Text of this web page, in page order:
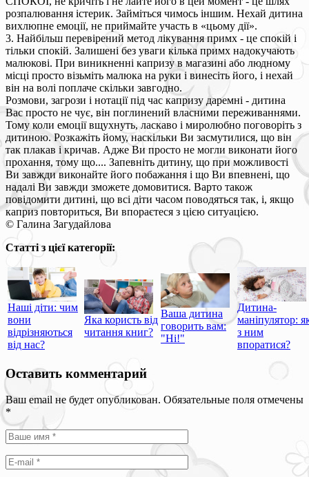
розпалювання істерик. Займіться чимось іншим. Нехай дитина
вихлюпне емоції, не приймайте участь в «цьому дії».
3. Найбільш перевірений метод лікування примх - це спокій і
тільки спокій. Залишені без уваги кілька примх надокучають
малюкові. При виникненні капризу в магазині або людному
місці просто візьміть малюка на руки і винесіть його, і нехай
він на волі поплаче скільки завгодно.
Розмови, загрози і нотації під час капризу даремні - дитина
Вас просто не чує, він поглинений власними переживаннями.
Тому коли емоції вщухнуть, ласкаво і миролюбно поговоріть з
дитиною. Розкажіть йому, наскільки Ви засмутилися, що він
так плакав і кричав. Адже Ви просто не могли виконати його
прохання, тому що.... Запевніть дитину, що при можливості
Ви завжди виконайте його побажання і що Ви впевнені, що
надалі Ви завжди зможете домовитися. Варто також
повідомити дитині, що всі діти часом поводяться так, і, якщо
каприз повториться, Ви впораєтеся з цією ситуацією.
© Галина Загудайлова
Статті з цієї категорії:
Наші діти: чим
вони
відрізняються
від нас?
Яка користь від
читання книг?
Ваша дитина
говорить вам:
"Ні!"
Дитина-
маніпулятор:
з ним
впоратися?
Оставить комментарий
Ваш email не будет опубликован. Обязательные поля отмечены
*